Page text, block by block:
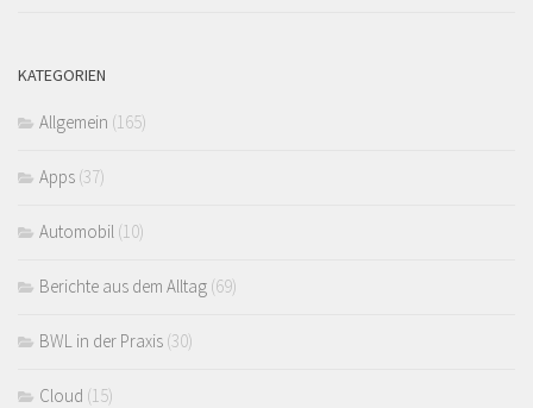
KATEGORIEN
Allgemein (165)
Apps (37)
Automobil (10)
Berichte aus dem Alltag (69)
BWL in der Praxis (30)
Cloud (15)